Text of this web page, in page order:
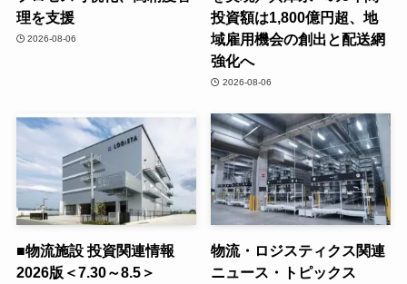
理を支援
2026-08-06
投資額は1,800億円超、地
域雇用機会の創出と配送網
強化へ
2026-08-06
■物流施設 投資関連情報
2026版＜7.30～8.5＞
物流・ロジスティクス関連
ニュース・トピックス